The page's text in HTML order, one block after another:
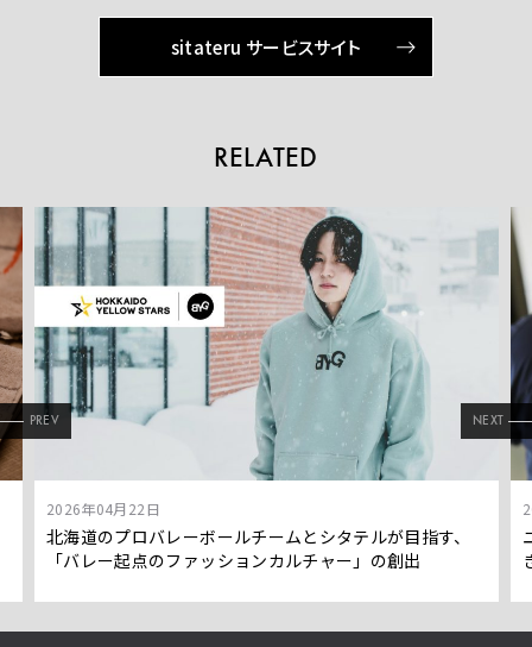
sitateru サービスサイト
RELATED
PREV NEXT
2026年04月22日
北海道のプロバレーボールチームとシタテルが目指す、
「バレー起点のファッションカルチャー」の創出